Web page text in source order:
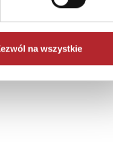
na wszystkie